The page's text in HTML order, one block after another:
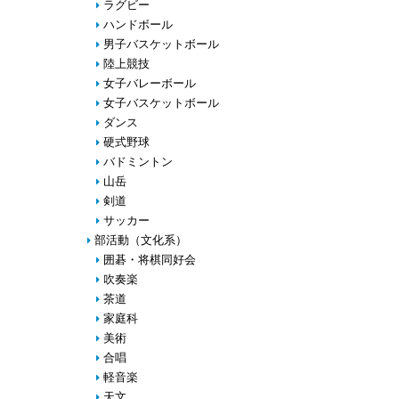
ラグビー
ハンドボール
男子バスケットボール
陸上競技
女子バレーボール
女子バスケットボール
ダンス
硬式野球
バドミントン
山岳
剣道
サッカー
部活動（文化系）
囲碁・将棋同好会
吹奏楽
茶道
家庭科
美術
合唱
軽音楽